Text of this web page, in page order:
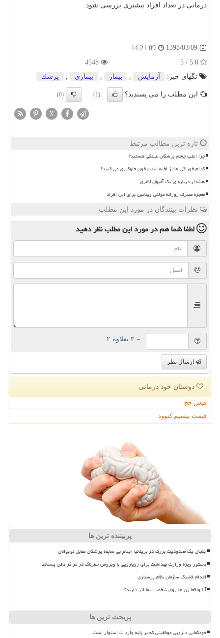
درمانی در تعداد افراد بیشتری بررسی شود.
1398/03/09
14:21:09
تگهای خبر:
آزمایش بیمار بیماری پزشك
این مطلب را می پسندید؟ (1)
(0)
X
تازه ترین مطالب مرتبط
چرا اغلب چشم پزشکان عینکی هستند؟
کدام خوراکی ها از لخته شدن خون جلوگیری می کنند؟
هشدار درباره ی یک آمپول لاغری
معجزه مصرف روزانه مولتی ویتامین برای این افراد
نظرات بینندگان در مورد این مطلب
لطفا شما همدر مورد این مطلبنظر دهید
= ۳ بعلاوه ۲
ارسال نظر
دوستان خود درمانی
فیش حج
قیمت بیسیم کنوود
پربیننده ترین ها
جنجال یک محدودیت بزرگ در بریتانیا اجماع بی سابقه پزشکان مقابل نوجوانان
دستور ویژه وزارت بهداشت برای رویارویی با ویروس خطرناک در مراکز دفن پسماند
اقدام قشنگ سازمان نظام پرستاری
آیا واقعا ژن ها روی شخصیت ما اثر دارند؟
پربحث ترین ها
خودکفایی دارویی موفقیتی که بر پایه واردات استوار است